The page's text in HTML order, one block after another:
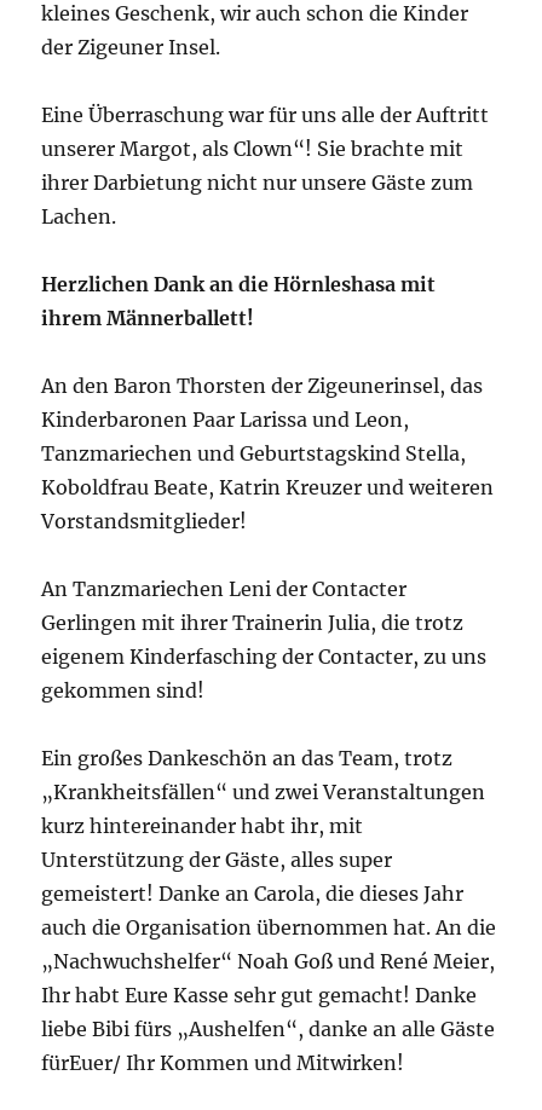
kleines Geschenk, wir auch schon die Kinder
der Zigeuner Insel.
Eine Überraschung war für uns alle der Auftritt
unserer Margot, als Clown“! Sie brachte mit
ihrer Darbietung nicht nur unsere Gäste zum
Lachen.
Herzlichen Dank an die Hörnleshasa mit
ihrem Männerballett!
An den Baron Thorsten der Zigeunerinsel, das
Kinderbaronen Paar Larissa und Leon,
Tanzmariechen und Geburtstagskind Stella,
Koboldfrau Beate, Katrin Kreuzer und weiteren
Vorstandsmitglieder!
An Tanzmariechen Leni der Contacter
Gerlingen mit ihrer Trainerin Julia, die trotz
eigenem Kinderfasching der Contacter, zu uns
gekommen sind!
Ein großes Dankeschön an das Team, trotz
„Krankheitsfällen“ und zwei Veranstaltungen
kurz hintereinander habt ihr, mit
Unterstützung der Gäste, alles super
gemeistert! Danke an Carola, die dieses Jahr
auch die Organisation übernommen hat. An die
„Nachwuchshelfer“ Noah Goß und René Meier,
Ihr habt Eure Kasse sehr gut gemacht! Danke
liebe Bibi fürs „Aushelfen“, danke an alle Gäste
fürEuer/ Ihr Kommen und Mitwirken!